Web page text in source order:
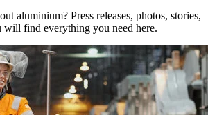
aluminium? Press releases, photos, stories,
will find everything you need here.